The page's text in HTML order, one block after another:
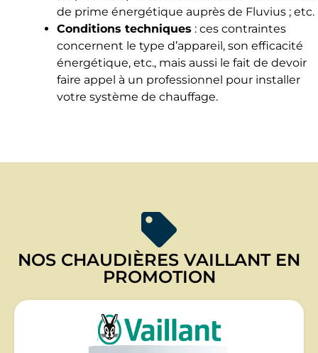
de prime énergétique auprès de Fluvius ; etc.
Conditions techniques : ces contraintes
concernent le type d’appareil, son efficacité
énergétique, etc., mais aussi le fait de devoir
faire appel à un professionnel pour installer
votre système de chauffage.
NOS CHAUDIÈRES VAILLANT EN
PROMOTION